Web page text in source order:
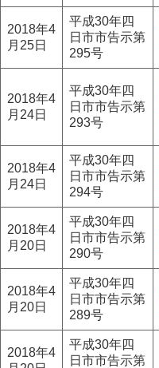
2018年4
月25日
平成30年四
日市市告示第
295号
2018年4
月24日
平成30年四
日市市告示第
293号
2018年4
月24日
平成30年四
日市市告示第
294号
2018年4
月20日
平成30年四
日市市告示第
290号
2018年4
月20日
平成30年四
日市市告示第
289号
2018年4
平成30年四
日市市告示第